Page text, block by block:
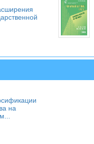
на